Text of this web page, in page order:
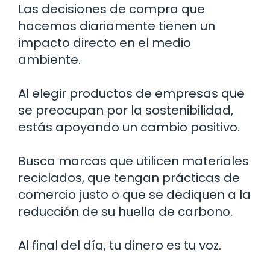
Las decisiones de compra que
hacemos diariamente tienen un
impacto directo en el medio
ambiente.
Al elegir productos de empresas que
se preocupan por la sostenibilidad,
estás apoyando un cambio positivo.
Busca marcas que utilicen materiales
reciclados, que tengan prácticas de
comercio justo o que se dediquen a la
reducción de su huella de carbono.
Al final del día, tu dinero es tu voz.